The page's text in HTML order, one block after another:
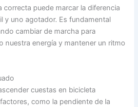
correcta puede marcar la diferencia
y uno agotador. Es fundamental
cambiar de marcha para
nuestra energía y mantener un ritmo
cuestas en bicicleta
como la pendiente de la